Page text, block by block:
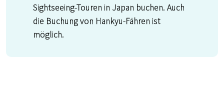
Sightseeing-Touren in Japan buchen. Auch
die Buchung von Hankyu-Fähren ist
möglich.